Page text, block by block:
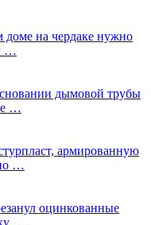
на чердаке нужно
…
дымовой трубы
…
армированную
…
оцинкованные